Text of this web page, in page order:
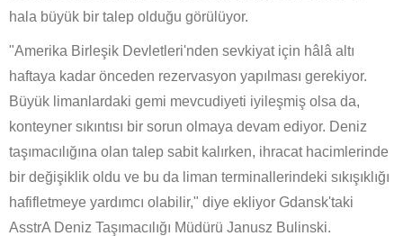
hala büyük bir talep olduğu görülüyor.
"Amerika Birleşik Devletleri'nden sevkiyat için hâlâ altı
haftaya kadar önceden rezervasyon yapılması gerekiyor.
Büyük limanlardaki gemi mevcudiyeti iyileşmiş olsa da,
konteyner sıkıntısı bir sorun olmaya devam ediyor. Deniz
taşımacılığına olan talep sabit kalırken, ihracat hacimlerinde
bir değişiklik oldu ve bu da liman terminallerindeki sıkışıklığı
hafifletmeye yardımcı olabilir," diye ekliyor Gdansk'taki
AsstrA Deniz Taşımacılığı Müdürü Janusz Bulinski.